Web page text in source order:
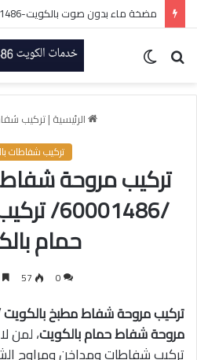
مضخة ماء بدون صوت بالكويت-60001486-اتصل الان
بحث
الرئيسية |تركيب
تركيب شفاطات
تركيب مروحة
/
حمام
0
57
ت
مروحة شفاط حمام بالكويت، لمن
تركيب شفاطات ومداخن ومراوح